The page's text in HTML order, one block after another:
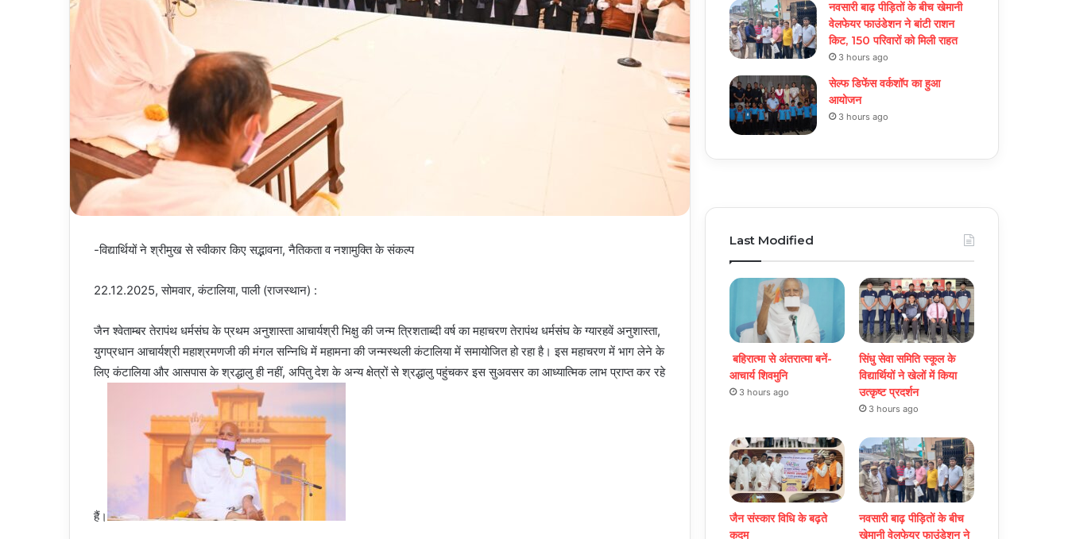
-विद्यार्थियों ने श्रीमुख से स्वीकार किए सद्भावना, नैतिकता व नशामुक्ति के संकल्प
22.12.2025, सोमवार, कंटालिया, पाली (राजस्थान) :
जैन श्वेताम्बर तेरापंथ धर्मसंघ के प्रथम अनुशास्ता आचार्यश्री भिक्षु की जन्म त्रिशताब्दी वर्ष का महाचरण तेरापंथ धर्मसंघ के ग्यारहवें अनुशास्ता,
युगप्रधान आचार्यश्री महाश्रमणजी की मंगल सन्निधि में महामना की जन्मस्थली कंटालिया में समायोजित हो रहा है। इस महाचरण में भाग लेने के
लिए कंटालिया और आसपास के श्रद्धालु ही नहीं, अपितु देश के अन्य क्षेत्रों से श्रद्धालु पहुंचकर इस सुअवसर का आध्यात्मिक लाभ प्राप्त कर रहे
हैं।
नवसारी बाढ़ पीड़ितों के बीच खेमानी
वेलफेयर फाउंडेशन ने बांटी राशन
किट, 150 परिवारों को मिली राहत
3 hours ago
सेल्फ डिफेंस वर्कशॉप का हुआ
आयोजन
3 hours ago
Last Modified
बहिरात्मा से अंतरात्मा बनें-
आचार्य शिवमुनि
3 hours ago
सिंधु सेवा समिति स्कूल के
विद्यार्थियों ने खेलों में किया
उत्कृष्ट प्रदर्शन
3 hours ago
जैन संस्कार विधि के बढ़ते
कदम
नवसारी बाढ़ पीड़ितों के बीच
खेमानी वेलफेयर फाउंडेशन ने